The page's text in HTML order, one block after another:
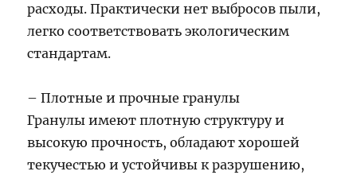
расходы. Практически нет выбросов пыли,
легко соответствовать экологическим
стандартам.
– Плотные и прочные гранулы
Гранулы имеют плотную структуру и
высокую прочность, обладают хорошей
текучестью и устойчивы к разрушению,